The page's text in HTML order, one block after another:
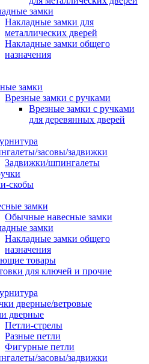
замки
Накладные замки для
металлических дверей
Накладные замки общего
назначения
замки
Врезные замки с ручками
Врезные замки с ручками
для деревянных дверей
засовы/задвижки
Задвижки/шпингалеты
скобы
замки
Обычные навесные замки
замки
Накладные замки общего
назначения
товары
для ключей и прочие
дверные/ветровые
дверные
Петли-стрелы
Разные петли
Фигурные петли
засовы/задвижки